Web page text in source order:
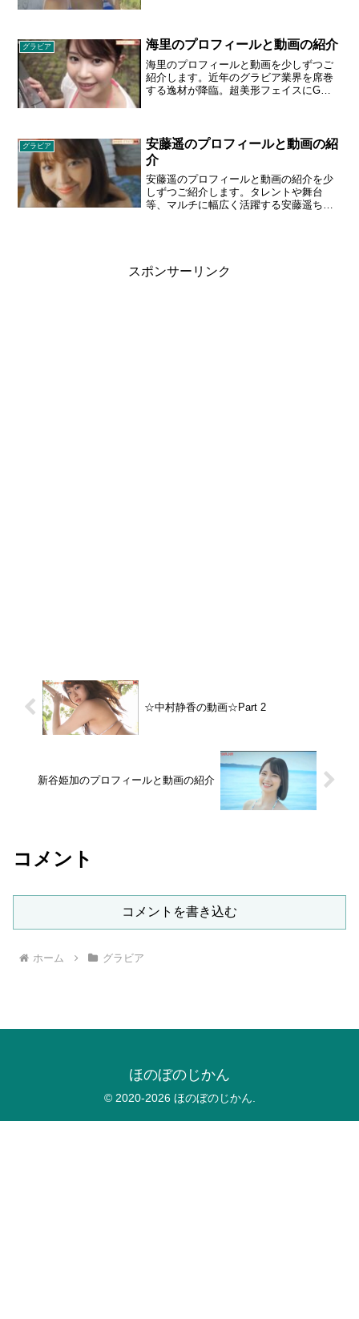
姿など、ため息のでるような素晴らしい
映像のオンパレードです。１９９５年６
月３日生まれ／Ｔ１６４、Ｂ９１・Ｗ５
７・Ｈ８１／東京都出身
グラビア 海里のプロフィールと動画の紹介
海里のプロフィールと動画を少しずつご
紹介します。近年のグラビア業界を席巻
する逸材が降臨。超美形フェイスにGカ
グラビア
安藤遥のプロフィールと動画の紹
介
安藤遥のプロフィールと動画の紹介を少
しずつご紹介します。タレントや舞台
等、マルチに幅広く活躍する安藤遥ちゃ
ます。
スポンサーリンク
☆中村静香の動画☆Part 2
新谷姫加のプロフィールと動画の紹介
コメント
コメントを書き込む
ホーム グラビア
ほのぼのじかん
© 2020-2026 ほのぼのじかん.